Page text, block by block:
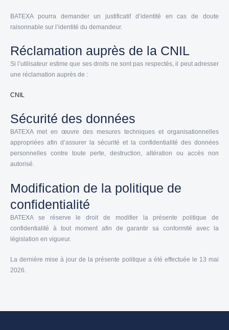
BATEXA pourra demander un justificatif d’identité en cas de doute
raisonnable sur l’identité du demandeur.
Réclamation auprès de la CNIL
Si l’utilisateur estime que ses droits ne sont pas respectés, il peut adresser
une réclamation auprès de :
CNIL
Sécurité des données
BATEXA met en œuvre des mesures techniques et organisationnelles
appropriées afin d’assurer la sécurité et la confidentialité des données
personnelles contre toute perte, destruction, altération ou accès non
autorisé.
Modification de la politique de
confidentialité
BATEXA se réserve le droit de modifier la présente politique de
confidentialité à tout moment afin de garantir sa conformité avec la
législation en vigueur.
La dernière mise à jour de la présente politique a été effectuée le 13 mai
2026.